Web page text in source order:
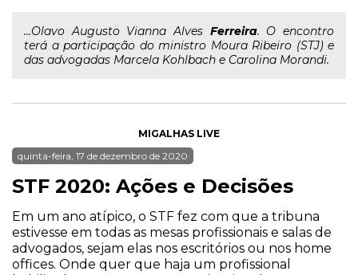
...Olavo Augusto Vianna Alves Ferreira. O encontro
terá a participação do ministro Moura Ribeiro (STJ) e
das advogadas Marcela Kohlbach e Carolina Morandi.
MIGALHAS LIVE
quinta-feira, 17 de dezembro de 2020
STF 2020: Ações e Decisões
Em um ano atípico, o STF fez com que a tribuna
estivesse em todas as mesas profissionais e salas de
advogados, sejam elas nos escritórios ou nos home
offices. Onde quer que haja um profissional